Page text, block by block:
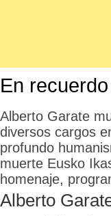
En
Alberto Garate
diversos cargos
profundo
muerte Eusko
homenaje,
Alberto